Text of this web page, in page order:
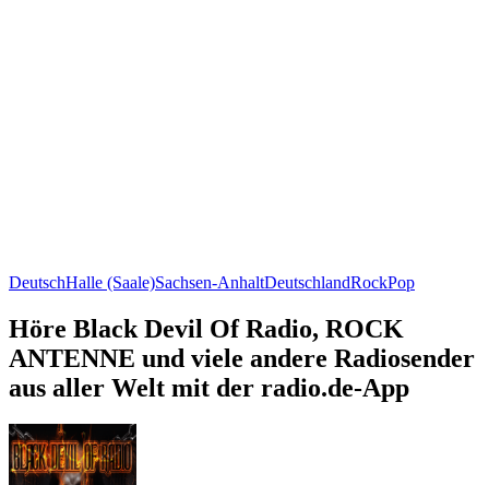
DeutschHalle (Saale)Sachsen-AnhaltDeutschlandRockPop
Höre Black Devil Of Radio, ROCK
ANTENNE und viele andere Radiosender
aus aller Welt mit der radio.de-App